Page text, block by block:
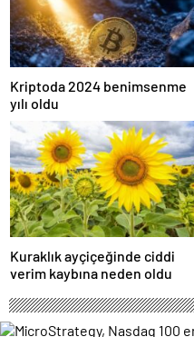
Kriptoda 2024 benimsenme
yılı oldu
Kuraklık ayçiçeğinde ciddi
verim kaybına neden oldu